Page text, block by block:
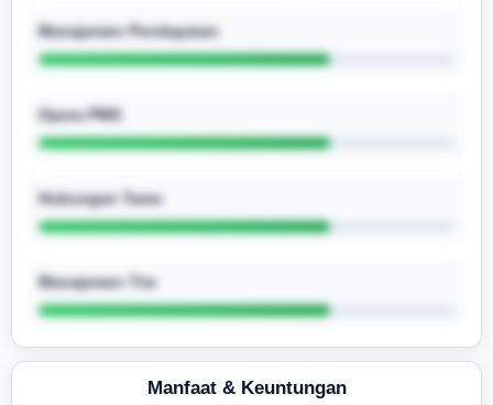
Manajemen Pendapatan
Opera PMS
Hubungan Tamu
Manajemen Tim
Manfaat & Keuntungan